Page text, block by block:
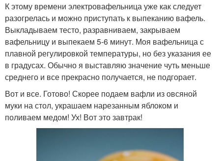
К этому времени электровафельница уже как следует
разогрелась и можно приступать к выпеканию вафель.
Выкладываем тесто, разравниваем, закрываем
вафельницу и выпекаем 5-6 минут. Моя вафельница с
плавной регулировкой температуры, но без указания ее
в градусах. Обычно я выставляю значение чуть меньше
среднего и все прекрасно получается, не подгорает.
Вот и все. Готово! Скорее подаем вафли из овсяной
муки на стол, украшаем нарезанным яблоком и
поливаем медом! Ух! Вот это завтрак!